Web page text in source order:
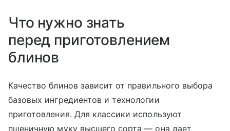
Что нужно знать
перед приготовлением
блинов
Качество блинов зависит от правильного выбора
базовых ингредиентов и технологии
приготовления. Для классики используют
пшеничную муку высшего сорта — она дает